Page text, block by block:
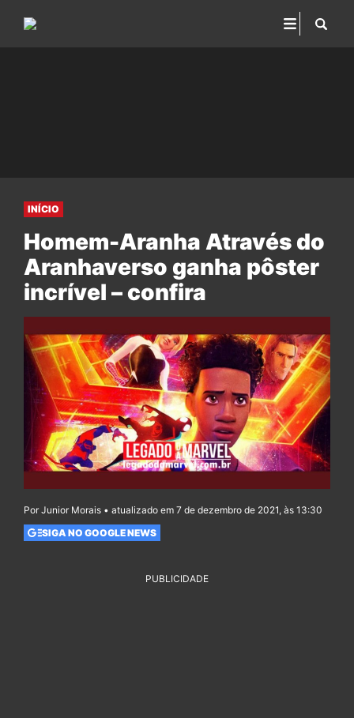
INÍCIO
Homem-Aranha Através do
Aranhaverso ganha pôster
incrível – confira
Por Junior Morais • atualizado em 7 de dezembro de 2021, às 13:30
SIGA NO GOOGLE NEWS
PUBLICIDADE